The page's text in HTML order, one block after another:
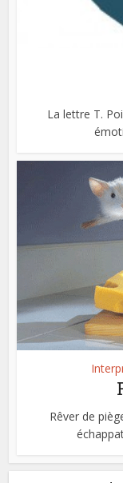
La lettre T.
Rêver de